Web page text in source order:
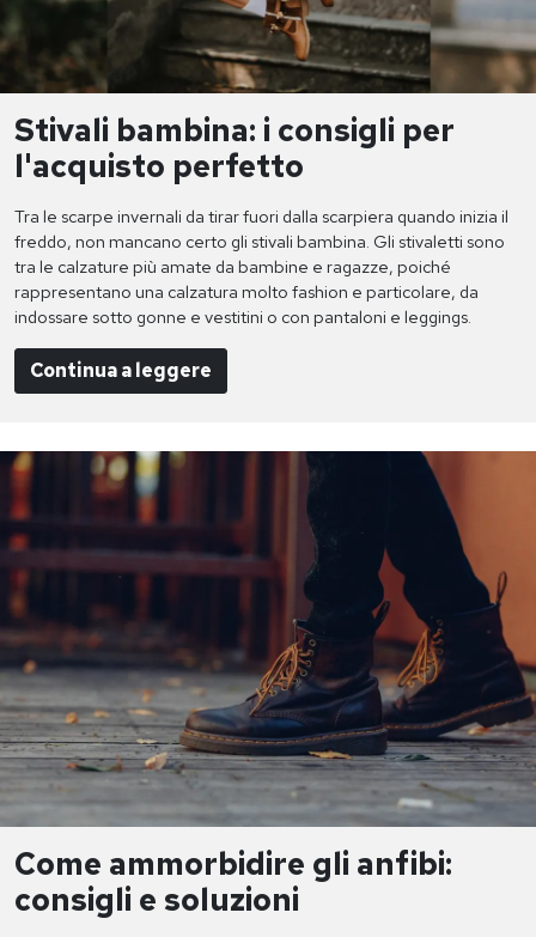
Stivali bambina: i consigli per
l'acquisto perfetto
Tra le scarpe invernali da tirar fuori dalla scarpiera quando inizia il
freddo, non mancano certo gli stivali bambina. Gli stivaletti sono
tra le calzature più amate da bambine e ragazze, poiché
rappresentano una calzatura molto fashion e particolare, da
indossare sotto gonne e vestitini o con pantaloni e leggings.
Continua a leggere
Come ammorbidire gli anfibi:
consigli e soluzioni